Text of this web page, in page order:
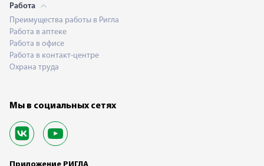
Работа
Преимущества работы в Ригла
Работа в аптеке
Работа в офисе
Работа в контакт-центре
Охрана труда
Мы в социальных сетях